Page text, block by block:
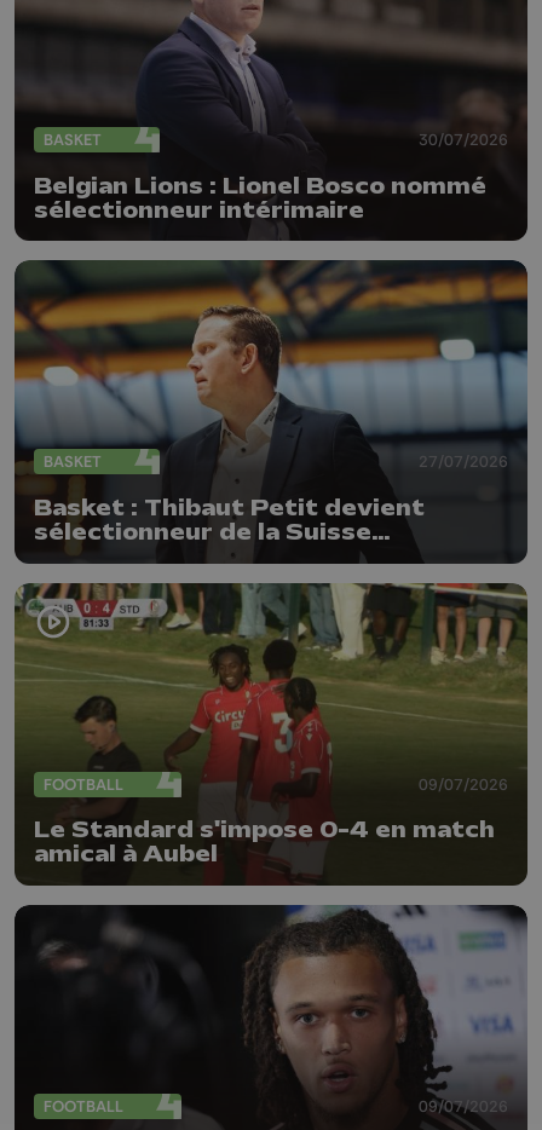
BASKET 30/07/2026
Belgian Lions : Lionel Bosco nommé
sélectionneur intérimaire
BASKET 27/07/2026
Basket : Thibaut Petit devient
sélectionneur de la Suisse
(messieurs)
FOOTBALL 09/07/2026
Le Standard s'impose 0-4 en match
amical à Aubel
FOOTBALL 09/07/2026